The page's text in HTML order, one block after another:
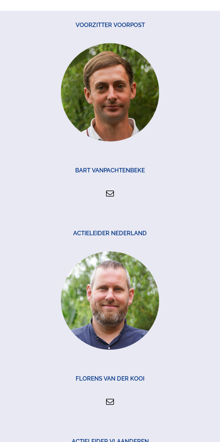
VOORZITTER VOORPOST
BART VANPACHTENBEKE
ACTIELEIDER NEDERLAND
FLORENS VAN DER KOOI